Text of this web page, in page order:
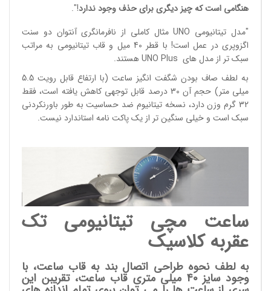
هنگامی است که چیز دیگری برای حذف وجود ندارد!".
"مدل تیتانیومی UNO مثال کاملی از نافرمانگری آنتوان دو سنت
اگزوپری در عمل است! با قطر 40 میل و قاب تیتانیومی به مراتب
سبک تر از مدل های UNO Plus هستند.
به لطف صاف بودن شگفت انگیز ساعت (با ارتفاع قابل رویت 5.5
میلی متر) حجم آن 30 درصد قابل توجهی کاهش یافته است، فقط
32 گرم وزن دارد، نسخه تیتانیوم ضد حساسیت به طور باورنکردنی
سبک است و خیلی سنگین تر از یک پاکت نامه استاندارد نیست.
ساعت مچی تیتانیومی تک
عقربه کلاسیک
به لطف نحوه طراحی اتصال بند به قاب ساعت، با
وجود سایز 40 میلی متری قاب ساعت، تقریبن این